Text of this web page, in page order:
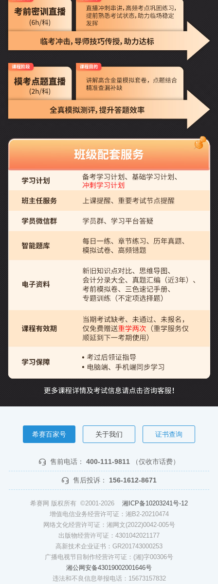
希赛百家号 关于我们 证书查询
售前电话： 400-111-9811 （仅收市话费）
售后投诉： 156-1612-8671
希赛网 版权所有 ©2001-2026 湘ICP备10203241号-12
增值电信业务经营许可证：湘B2-20210474
网络文化经营许可证：湘网文(2022)0042-005号
出版物经营许可证：4301042021177
高新技术企业证书：GR201743000253
广播电视节目制作经营许可证：(湘)字00306号
湘公网安备43019002001646号
违法和不良信息举报电话：15673157832